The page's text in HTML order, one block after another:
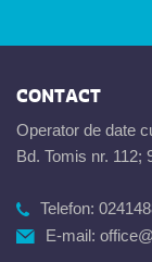
CONTACT
Operator de date
Bd. Tomis nr. 112;
Telefon:
E-mail: